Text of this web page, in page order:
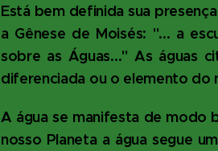
Está bem definida sua
a Gênese de Moisés: "... a
sobre as Águas..." As águas
diferenciada ou o elemento do
A água se manifesta de modo
nosso Planeta a água segue